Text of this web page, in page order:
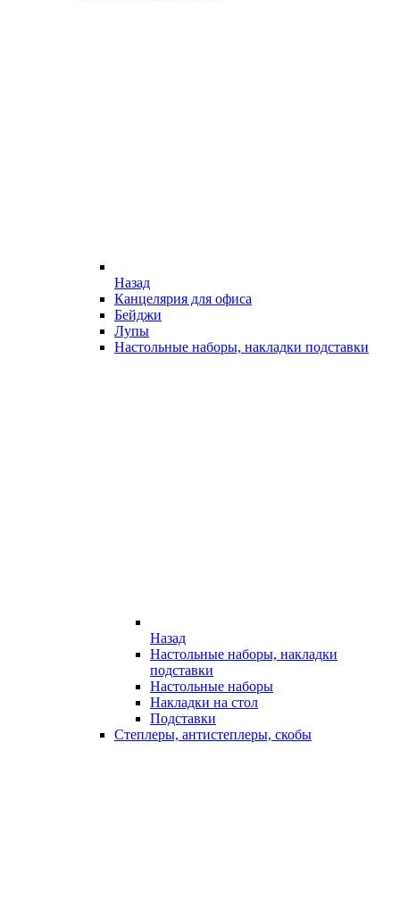
Назад
Канцелярия для офиса
Бейджи
Лупы
Настольные наборы, накладки подставки
Назад
Настольные наборы, накладки
подставки
Настольные наборы
Накладки на стол
Подставки
Степлеры, антистеплеры, скобы